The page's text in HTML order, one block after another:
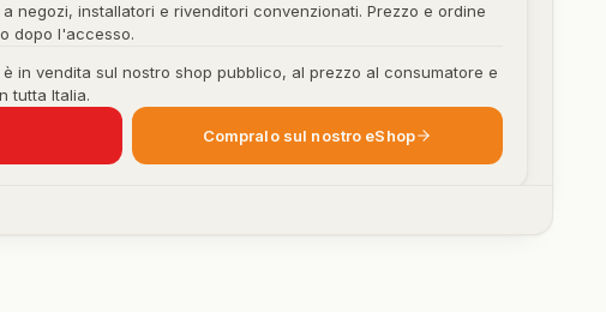
negozi, installatori e rivenditori convenzionati. Prezzo e ordine
dopo l'accesso.
in vendita sul nostro shop pubblico, al prezzo al consumatore e
tutta Italia.
Compralo sul nostro eShop